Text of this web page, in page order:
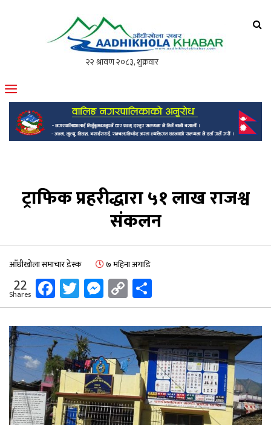
मोफसलकै लोकप्रिय अनलाइन पत्रिका
ट्राफिक प्रहरीद्धारा ५१ लाख राजश्व
संकलन
आँधीखोला समाचार डेस्क ७ महिना अगाडि
22
Shares Facebook
Twitter
Messenger
Copy
Link